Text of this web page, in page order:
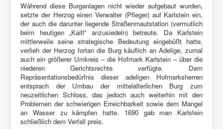
Während diese Burganlagen nicht wieder aufgebaut wurden,
setzte der Herzog einen Verwalter (Pfleger) auf Karlstein ein,
der auch die darunter liegende Straßenmautstation (vermutlich
beim heutigen „Kaitl“ anzusiedeln) betreute. Da Karlstein
mittlerweile seine strategische Bedeutung eingebüßt hatte,
verlieh der Herzog fortan die Burg käuflich an Adelige, zumal
auch ein größerer Umkreis – die Hofmark Karlstein – über die
niederen Gerichtsrechte verfügte. Dem
Repräsentationsbedürfnis dieser adeligen Hofmarksherren
entsprach der Umbau der mittelalterlichen Burg zum
neuzeitlichen Schloss, das jedoch auch weiterhin mit den
Problemen der schwierigen Erreichbarkeit sowie dem Mangel
an Wasser zu kämpfen hatte. 1690 gab man Karlstein
schließlich dem Verfall preis.